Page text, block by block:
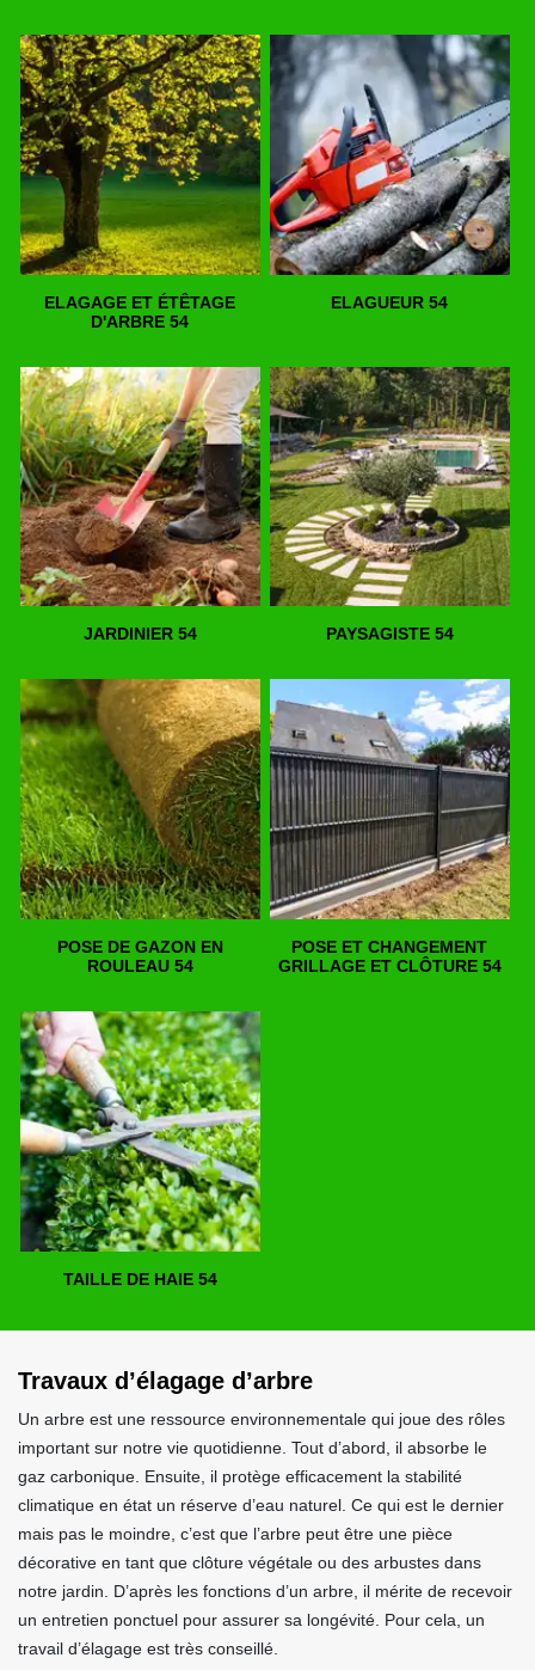
ELAGAGE ET ÉTÊTAGE
D'ARBRE 54
ELAGUEUR 54
JARDINIER 54 PAYSAGISTE 54
POSE DE GAZON EN
ROULEAU 54
POSE ET CHANGEMENT
GRILLAGE ET CLÔTURE 54
TAILLE DE HAIE 54
Travaux d’élagage d’arbre
Un arbre est une ressource environnementale qui joue des rôles
important sur notre vie quotidienne. Tout d’abord, il absorbe le
gaz carbonique. Ensuite, il protège efficacement la stabilité
climatique en état un réserve d’eau naturel. Ce qui est le dernier
mais pas le moindre, c’est que l’arbre peut être une pièce
décorative en tant que clôture végétale ou des arbustes dans
notre jardin. D’après les fonctions d’un arbre, il mérite de recevoir
un entretien ponctuel pour assurer sa longévité. Pour cela, un
travail d’élagage est très conseillé.